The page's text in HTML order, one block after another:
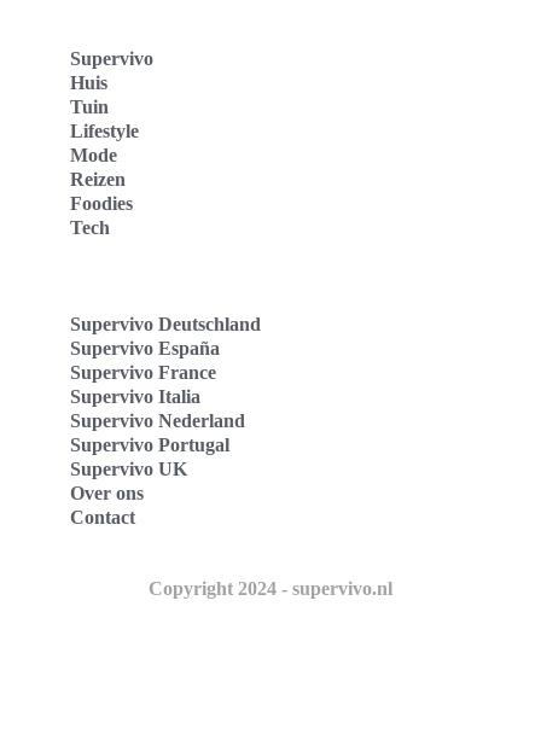
Supervivo
Huis
Tuin
Lifestyle
Mode
Reizen
Foodies
Tech
Supervivo Deutschland
Supervivo España
Supervivo France
Supervivo Italia
Supervivo Nederland
Supervivo Portugal
Supervivo UK
Over ons
Contact
Copyright 2024 - supervivo.nl